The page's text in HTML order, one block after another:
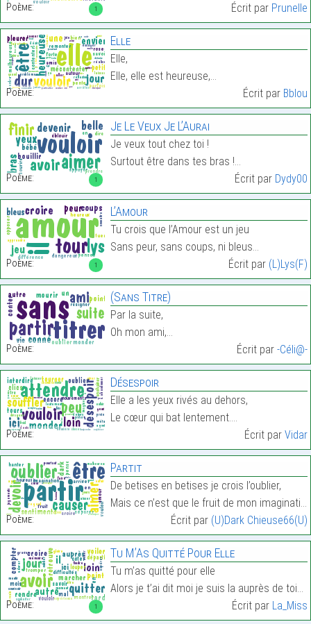
1
Poème:
Écrit par Prunelle
Poème:
Elle
Elle,
Elle, elle est heureuse,…
Écrit par Bblou
1
Poème:
Je Le Veux Je L’Aurai
Je veux tout chez toi !
Surtout être dans tes bras !…
Écrit par Dydy00
1
Poème:
L’Amour
Tu crois que l’Amour est un jeu
Sans peur, sans coups, ni bleus…
Écrit par (L)Lys(F)
Poème:
(Sans Titre)
Par la suite,
Oh mon ami,…
Écrit par -Céli@-
Poème:
Désespoir
Elle a les yeux rivés au dehors,
Le cœur qui bat lentement.…
Écrit par Vidar
Poème:
Partit
De betises en betises je crois l’oublier,
Mais ce n’est que le fruit de mon imagination.…
Écrit par (U)Dark Chieuse66(U)
1
Poème:
Tu M’As Quitté Pour Elle
Tu m’as quitté pour elle
Alors je t’ai dit moi je suis la auprès de toi…
Écrit par La_Miss